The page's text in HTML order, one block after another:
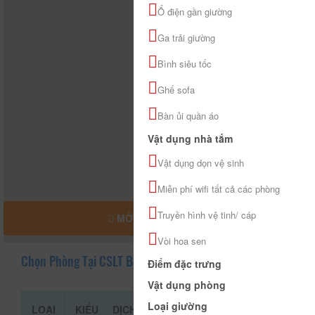
MỞ RỘNG BẢN ĐỒ
Chọn Phòng Tại CSLT Bếp Đà Lạt
LOẠI
KIỂU
DỊCH
GIÁ THAM
Ổ điện gần giường
Ga trải giường
Bình siêu tốc
Ghế sofa
Bàn ủi quần áo
Vật dụng nhà tắm
Vật dụng dọn vệ sinh
Miễn phí wifi tất cả các phòng
Truyền hình vệ tinh/ cáp
Vòi hoa sen
Điểm đặc trưng
Vật dụng phòng
Loại giường